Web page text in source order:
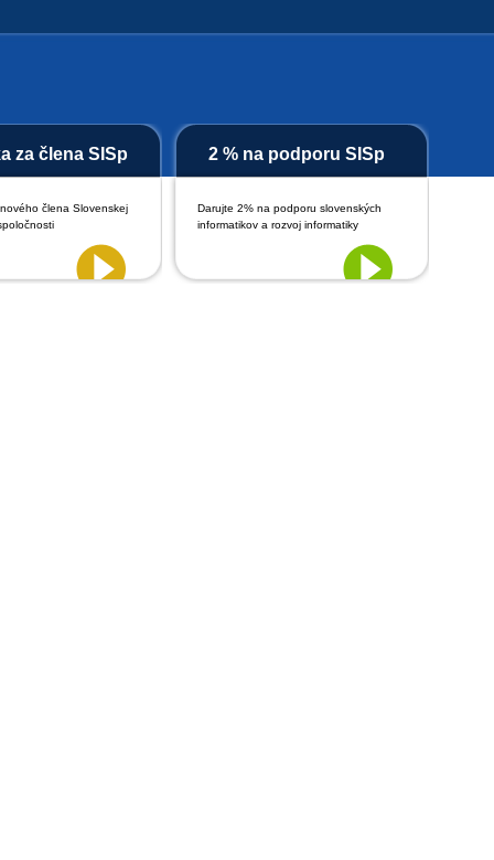
za člena SISp
člena Slovenskej
2 % na podporu SISp
Darujte 2% na podporu slovenských
informatikov a rozvoj informatiky